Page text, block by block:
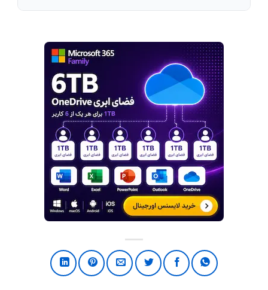
راست‌کلیک کرده و گزینهRemoveرا انتخاب کنید.